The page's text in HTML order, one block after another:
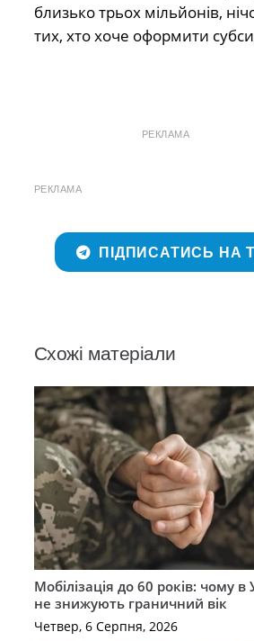
близько трьох мільйонів,
тих, хто хоче оформити
РЕКЛАМА
РЕКЛАМА
ПІДПИСАТИСЬ НА
Схожі матеріали
Мобілізація до 60 років: чому в
не знижують граничний вік
Четвер, 6 Серпня, 2026